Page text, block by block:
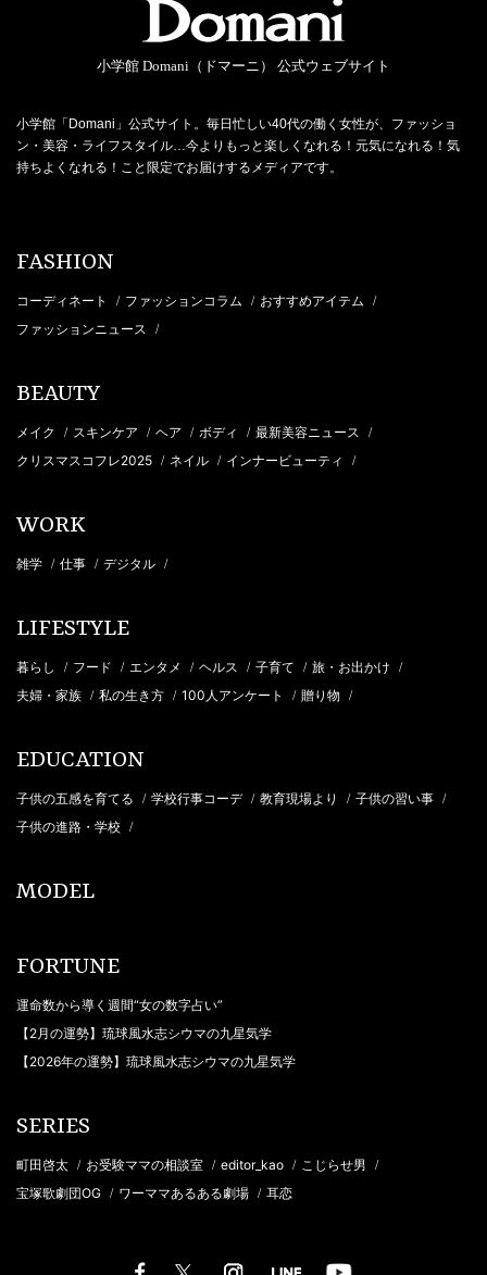
小学館 Domani（ドマーニ） 公式ウェブサイト
小学館「Domani」公式サイト。毎日忙しい40代の働く女性が、ファッショ
ン・美容・ライフスタイル…今よりもっと楽しくなれる！元気になれる！気
持ちよくなれる！こと限定でお届けするメディアです。
FASHION
コーディネート / ファッションコラム / おすすめアイテム /
ファッションニュース /
BEAUTY
メイク / スキンケア / ヘア / ボディ / 最新美容ニュース /
クリスマスコフレ2025 / ネイル / インナービューティ /
WORK
雑学 / 仕事 / デジタル /
LIFESTYLE
暮らし / フード / エンタメ / ヘルス / 子育て / 旅・お出かけ /
夫婦・家族 / 私の生き方 / 100人アンケート / 贈り物 /
EDUCATION
子供の五感を育てる / 学校行事コーデ / 教育現場より / 子供の習い事 /
子供の進路・学校 /
MODEL
FORTUNE
運命数から導く週間“女の数字占い”
【2月の運勢】琉球風水志シウマの九星気学
【2026年の運勢】琉球風水志シウマの九星気学
SERIES
町田啓太 / お受験ママの相談室 / editor_kao / こじらせ男 /
宝塚歌劇団OG / ワーママあるある劇場 / 耳恋